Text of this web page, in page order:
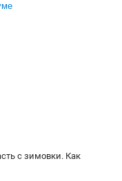
с зимовки. Как